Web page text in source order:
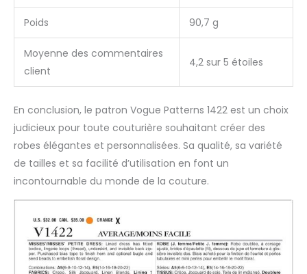
Poids 90,7 g
Moyenne des commentaires
client
4,2 sur 5 étoiles
En conclusion, le patron Vogue Patterns 1422 est un choix
judicieux pour toute couturière souhaitant créer des
robes élégantes et personnalisées. Sa qualité, sa variété
de tailles et sa facilité d’utilisation en font un
incontournable du monde de la couture.